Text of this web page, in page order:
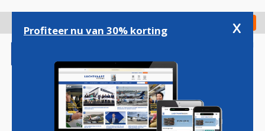
gaan
Check in
Profiteer nu van 30% korting x